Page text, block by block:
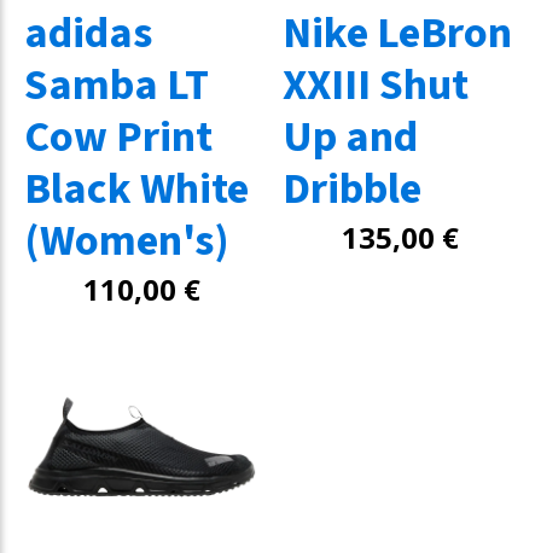
adidas
Samba LT
Cow Print
Black White
(Women's)
110,00 €
Nike LeBron
XXIII Shut
Up and
Dribble
135,00 €